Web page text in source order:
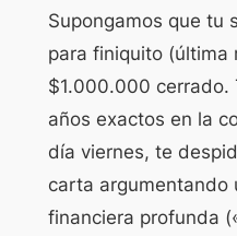
Supongamos que tu
para finiquito (última
$1.000.000 cerrado.
años exactos en la
día viernes, te
carta argumentando
financiera profunda